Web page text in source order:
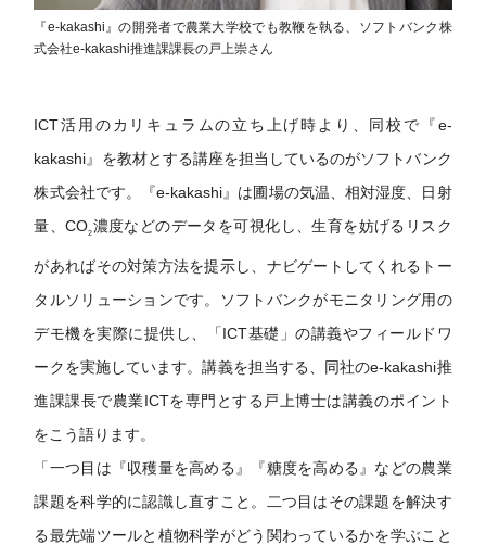
『e-kakashi』の開発者で農業大学校でも教鞭を執る、ソフトバンク株
式会社e-kakashi推進課課長の戸上崇さん
ICT活用のカリキュラムの立ち上げ時より、同校で『e-
kakashi』を教材とする講座を担当しているのがソフトバンク
株式会社です。『e-kakashi』は圃場の気温、相対湿度、日射
量、CO2濃度などのデータを可視化し、生育を妨げるリスク
があればその対策方法を提示し、ナビゲートしてくれるトー
タルソリューションです。ソフトバンクがモニタリング用の
デモ機を実際に提供し、「ICT基礎」の講義やフィールドワ
ークを実施しています。講義を担当する、同社のe-kakashi推
進課課長で農業ICTを専門とする戸上博士は講義のポイント
をこう語ります。
「一つ目は『収穫量を高める』『糖度を高める』などの農業
課題を科学的に認識し直すこと。二つ目はその課題を解決す
る最先端ツールと植物科学がどう関わっているかを学ぶこと